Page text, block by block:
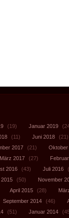
(19) Januar 2019
(11) Juni 2018 (21)
2017 (21) Oktober
März 2017 (27)
2016 (43) Juli 2016
(50) November
April 2015 (28)
September 2014 (46)
(51) Januar 2014